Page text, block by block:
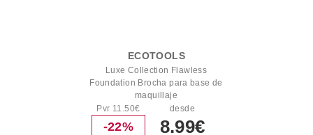
ECOTOOLS
Luxe Collection Flawless
Foundation Brocha para base de
maquillaje
Pvr 11.50€
-22%
desde
8.99€